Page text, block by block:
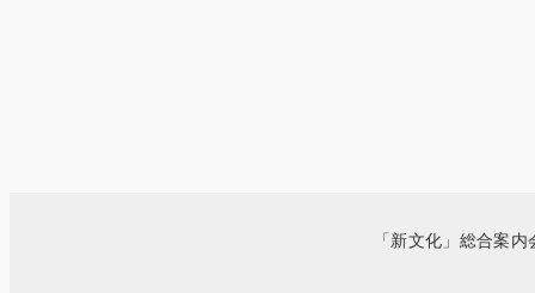
「新文化」総合案内